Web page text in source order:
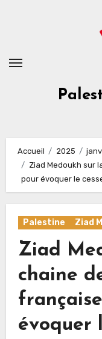
Accueil 2025
Ziad Medoukh sur
pour évoquer le
Palestine Ziad
Ziad
chaine
évoquer